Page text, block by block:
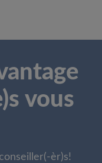
vous
èr)s!